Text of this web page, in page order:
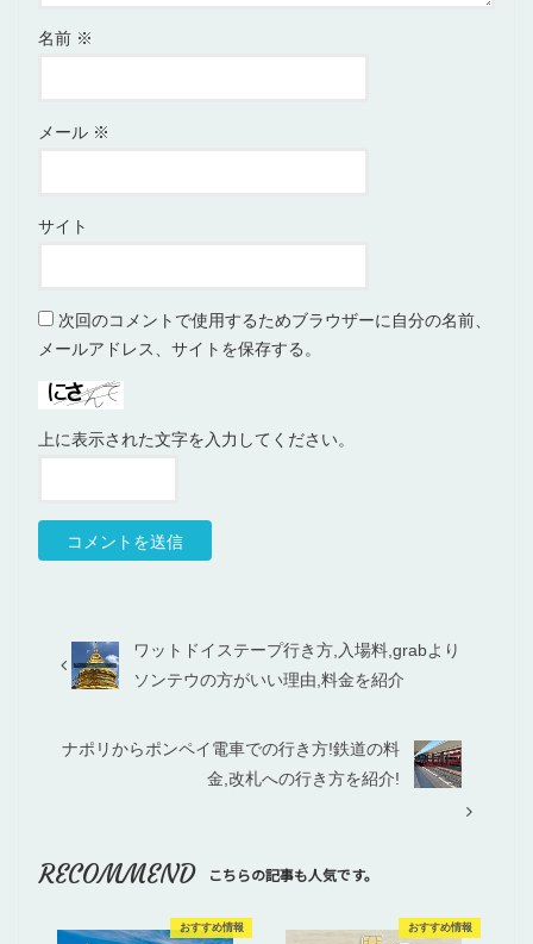
名前 ※
メール ※
サイト
次回のコメントで使用するためブラウザーに自分の名前、
メールアドレス、サイトを保存する。
上に表示された文字を入力してください。
ワットドイステープ行き方,入場料,grabより
ソンテウの方がいい理由,料金を紹介
ナポリからポンペイ電車での行き方!鉄道の料
金,改札への行き方を紹介!
RECOMMEND こちらの記事も人気です。
おすすめ情報 おすすめ情報